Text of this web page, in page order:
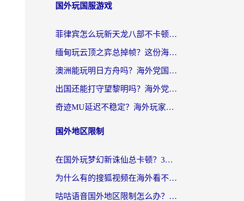
国外玩国服游戏
菲律宾怎么玩新天龙八部不卡顿？海外党国服游戏加速器终极指南（附欧洲国外玩家实测）
缅甸玩云顶之弈总掉帧？这份海外玩家专属加速器攻略帮你上分
澳洲能玩明日方舟吗？海外党国服游戏畅玩终极指南（附实用加速器选择技巧）
出国还能打守望黎明吗？海外党国服游戏不卡顿的终极解法
奇迹MU延迟不稳定？海外玩家国服游戏加速器终极指南：从卡顿到丝滑的秘密
国外地区限制
在国外玩梦幻新诛仙总卡顿？3个实用技巧解决海外党痛点（附回国加速器选择指南）
为什么有的搜狐视频在海外看不了呢？留学生亲测有效的回国加速攻略
咕咕语音国外地区限制怎么办？海外党必备的回国加速器选择指南（附音悦Tai、搜狐视频解决妙招）